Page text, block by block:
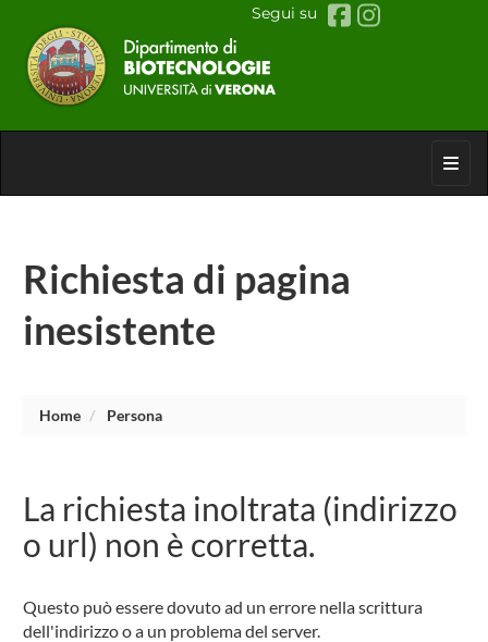
Segui su
Richiesta di pagina
inesistente
Home Persona
La richiesta inoltrata (indirizzo
o url) non è corretta.
Questo può essere dovuto ad un errore nella scrittura
dell'indirizzo o a un problema del server.